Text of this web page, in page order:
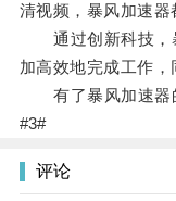
清视频，暴风加速器
通过创新科技，
加高效地完成工作，
有了暴风加速器的
#3#
评论